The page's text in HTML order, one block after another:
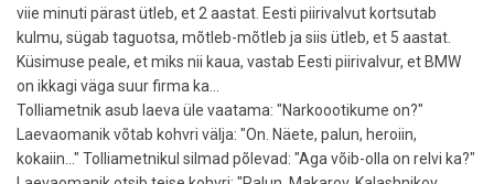
viie minuti pärast ütleb, et 2 aastat. Eesti piirivalvut kortsutab
kulmu, sügab taguotsa, mõtleb-mõtleb ja siis ütleb, et 5 aastat.
Küsimuse peale, et miks nii kaua, vastab Eesti piirivalvur, et BMW
on ikkagi väga suur firma ka...
Tolliametnik asub laeva üle vaatama: "Narkoootikume on?"
Laevaomanik võtab kohvri välja: "On. Näete, palun, heroiin,
kokaiin..." Tolliametnikul silmad põlevad: "Aga võib-olla on relvi ka?"